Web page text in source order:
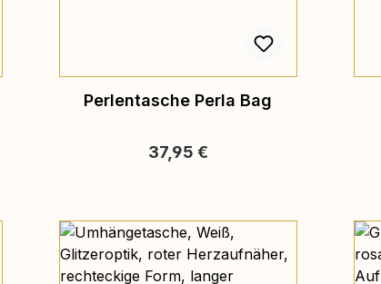
Perlentasche Perla Bag
Regulärer Preis:
37,95 €